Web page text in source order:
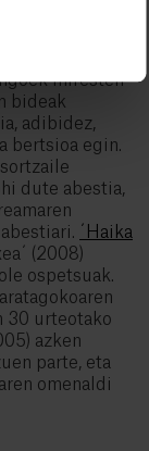
miresten
bideak
adibidez,
bertsioa egin.
dute abestia,
´Haika
(2008)
ospetsuak.
30 urteotako
azken
parte, eta
omenaldi